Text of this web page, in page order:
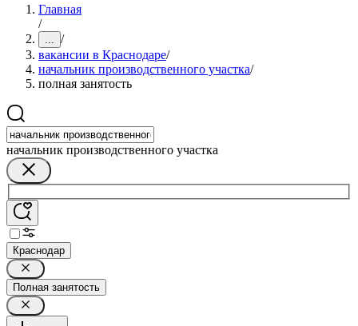
Главная
/
... /
вакансии в Краснодаре/
начальник производственного участка/
полная занятость
начальник производственного участка
Краснодар
Полная занятость